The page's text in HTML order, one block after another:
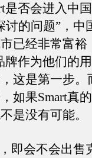
是否会进入中
的问题”，中
已经非常富裕
牌作为他们的
这是第一步。
如果Smart真
是没有可能。
会不会出售